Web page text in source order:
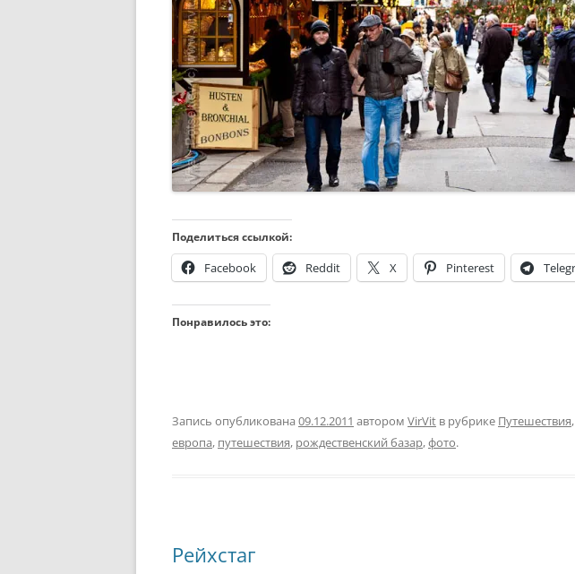
Поделиться ссылкой:
Facebook Reddit X Pinterest
Понравилось это:
Запись опубликована 09.12.2011 автором VirVit в рубрике Путешествия,
европа, путешествия, рождественский базар,фото.
Рейхстаг